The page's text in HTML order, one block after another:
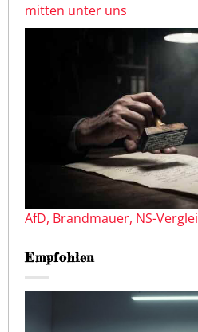
mitten unter uns
AfD, Brandmauer, NS-
Empfohlen